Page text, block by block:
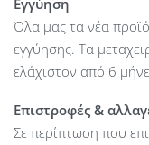
Όλα μας τα νέα
εγγύησης. Τα
ελάχιστον από 6
Επιστροφές &
Σε περίπτωση που